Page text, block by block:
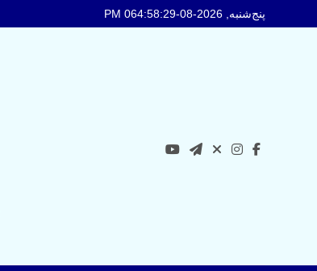
پنج‌شنبه, 2026-08-06 4:58:30 PM